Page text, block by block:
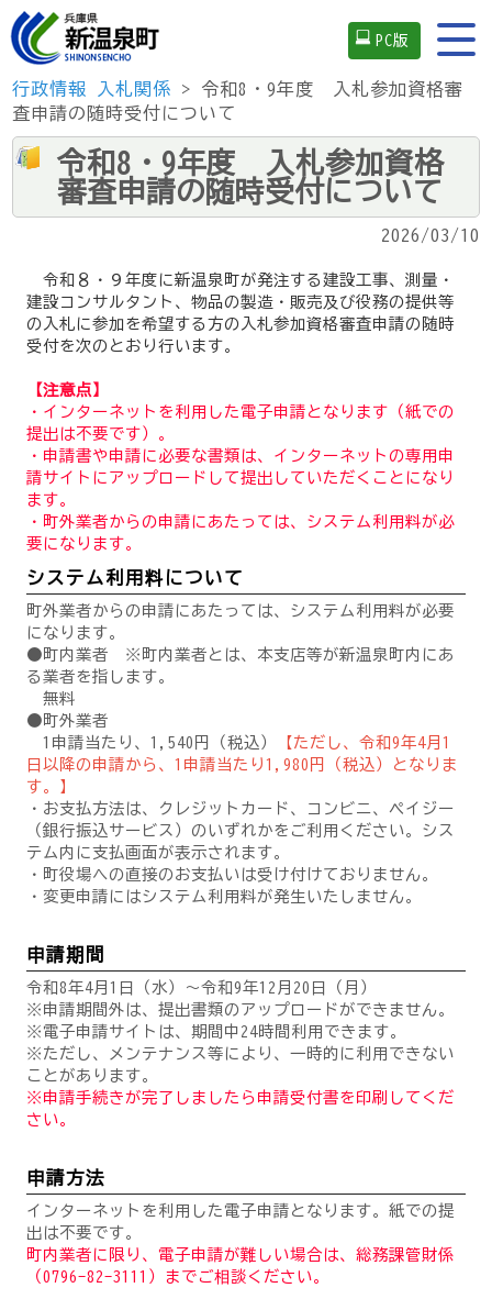
PC版
行政情報 入札関係 > 令和8・9年度 入札参加資格審
査申請の随時受付について
令和8・9年度 入札参加資格
審査申請の随時受付について
2026/03/10
令和８・９年度に新温泉町が発注する建設工事、測量・
建設コンサルタント、物品の製造・販売及び役務の提供等
の入札に参加を希望する方の入札参加資格審査申請の随時
受付を次のとおり行います。
【注意点】
・インターネットを利用した電子申請となります（紙での
提出は不要です）。
・申請書や申請に必要な書類は、インターネットの専用申
請サイトにアップロードして提出していただくことになり
ます。
・町外業者からの申請にあたっては、システム利用料が必
要になります。
システム利用料について
町外業者からの申請にあたっては、システム利用料が必要
になります。
●町内業者 ※町内業者とは、本支店等が新温泉町内にあ
る業者を指します。
無料
●町外業者
1申請当たり、1,540円（税込）
【ただし、令和9年4月1
日以降の申請から、1申請当たり1,980円（税込）となりま
す。】
・お支払方法は、クレジットカード、コンビニ、ペイジー
（銀行振込サービス）のいずれかをご利用ください。シス
テム内に支払画面が表示されます。
・町役場への直接のお支払いは受け付けておりません。
・変更申請にはシステム利用料が発生いたしません。
申請期間
令和8年4月1日（水）～令和9年12月20日（月）
※申請期間外は、提出書類のアップロードができません。
※電子申請サイトは、期間中24時間利用できます。
※ただし、メンテナンス等により、一時的に利用できない
ことがあります。
※申請手続きが完了しましたら申請受付書を印刷してくだ
さい。
申請方法
インターネットを利用した電子申請となります。紙での提
出は不要です。
町内業者に限り、電子申請が難しい場合は、総務課管財係
（0796-82-3111）までご相談ください。